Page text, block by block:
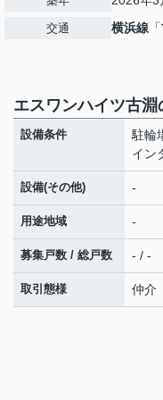
交通 横浜線 「
エスワンハイツ古淵
設備条件
駐輪
イン
設備(その他) -
用途地域 -
募集戸数 / 総戸数 - / -
取引態様 仲介